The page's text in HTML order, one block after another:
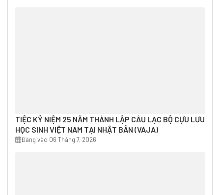
TIỆC KỶ NIỆM 25 NĂM THÀNH LẬP CÂU LẠC BỘ CỰU LƯU
HỌC SINH VIỆT NAM TẠI NHẬT BẢN (VAJA)
Đăng vào 06 Tháng 7, 2026